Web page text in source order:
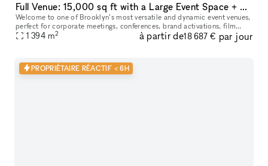
Full Venue: 15,000 sq ft with a Large Event Space + 5 Breakout Rooms in Greenpoint, Brooklyn
Welcome to one of Brooklyn’s most versatile and dynamic event venues,
perfect for corporate meetings, conferences, brand activations, film
screenings, creative productions, and private events. Spanni
1 394 m2 à partir de18 687 € par jour
PROPRIÉTAIRE RÉACTIF < 6H